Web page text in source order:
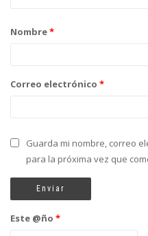
Nombre*
Correo electrónico *
Guarda mi nombre, correo
para la próxima vez que
Este @ño *